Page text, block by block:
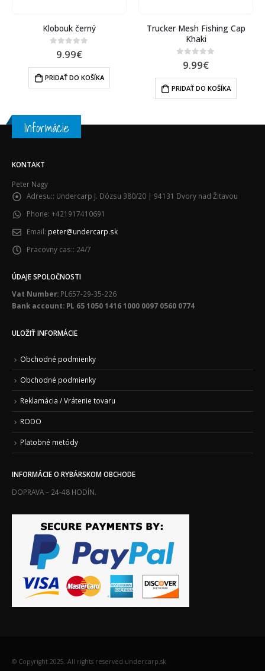
Trucker Mesh Fishing Cap
Khaki
9.99€
PRIDAŤ DO KOŠÍKA
Winter Hat Booble
0out of 5
14.00€
VIAC INFO
Informácie
KONTAKT
Peter Nagy
Adresu:: Undercarp J. Dózsu 380/20 | 94131 Dvory nad Žitavou
Phone: +421917410691
Email: peter@undercarp.sk
Pracovny cas:: 24/7
ÚDAJE SPOLOČNOSTI
Vat Number: PL657-29-35-226
Bank account: PL 65 1050 1416 1000 0097 0560 0774
ULOŽIŤ INFORMÁCIE
Obchodné podmienky
Obchodné podmienky
Reklamácia / Vrátenie tovaru
RODO
Platobné metódy
INFORMÁCIE O RYBÁRSKOM OBCHODE
DOPRAVA – 24-48 HODÍN.
© Copyright 2025. All rights reserved undercarp.sk